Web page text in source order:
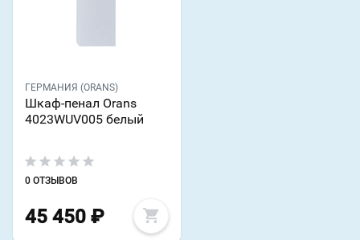
ГЕРМАНИЯ (ORANS)
Шкаф-пенал Orans
4023WUV005 белый
0 ОТЗЫВОВ
45 450 ₽